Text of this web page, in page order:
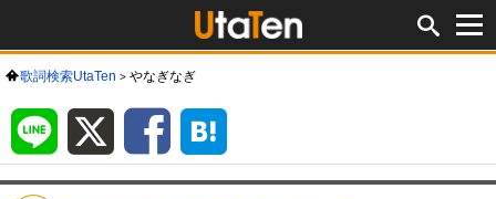
歌詞検索UtaTen やなぎなぎ
LINE Facebook
ク
ー